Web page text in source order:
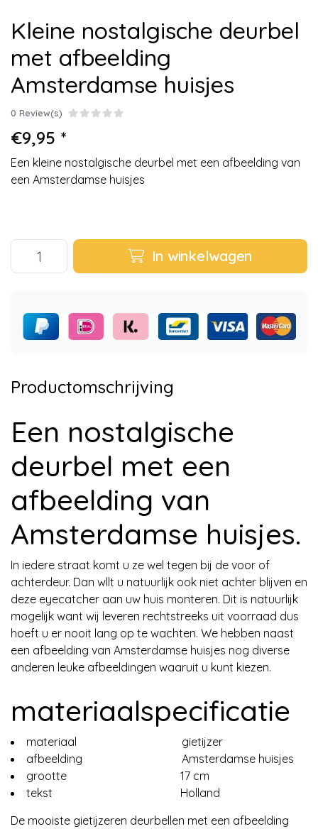
Kleine nostalgische deurbel
met afbeelding
Amsterdamse huisjes
0 Review(s)
€9,95 *
Een kleine nostalgische deurbel met een afbeelding van
een Amsterdamse huisjes
In winkelwagen
Productomschrijving
Een nostalgische
deurbel met een
afbeelding van
Amsterdamse huisjes.
In iedere straat komt u ze wel tegen bij de voor of
achterdeur. Dan wllt u natuurlijk ook niet achter blijven en
deze eyecatcher aan uw huis monteren. Dit is natuurlijk
mogelijk want wij leveren rechtstreeks uit voorraad dus
hoeft u er nooit lang op te wachten. We hebben naast
een afbeelding van Amsterdamse huisjes nog diverse
anderen leuke afbeeldingen waaruit u kunt kiezen.
materiaalspecificatie
materiaal gietijzer
afbeelding Amsterdamse huisjes
grootte 17 cm
tekst Holland
De mooiste gietijzeren deurbellen met een afbeelding